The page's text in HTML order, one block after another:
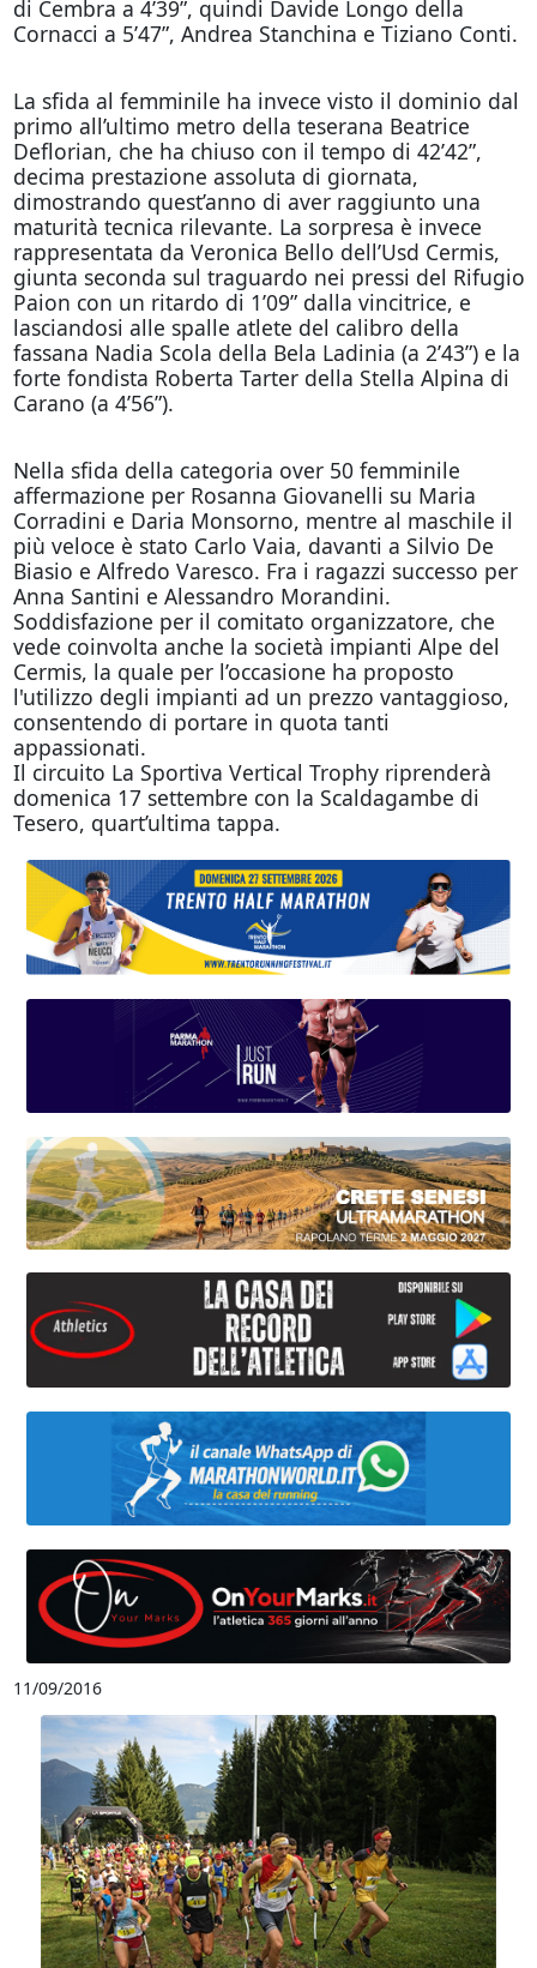
di Cembra a 4’39”, quindi Davide Longo della
Cornacci a 5’47”, Andrea Stanchina e Tiziano Conti.
La sfida al femminile ha invece visto il dominio dal
primo all’ultimo metro della teserana Beatrice
Deflorian, che ha chiuso con il tempo di 42’42”,
decima prestazione assoluta di giornata,
dimostrando quest’anno di aver raggiunto una
maturità tecnica rilevante. La sorpresa è invece
rappresentata da Veronica Bello dell’Usd Cermis,
giunta seconda sul traguardo nei pressi del Rifugio
Paion con un ritardo di 1’09” dalla vincitrice, e
lasciandosi alle spalle atlete del calibro della
fassana Nadia Scola della Bela Ladinia (a 2’43”) e la
forte fondista Roberta Tarter della Stella Alpina di
Carano (a 4’56”).
Nella sfida della categoria over 50 femminile
affermazione per Rosanna Giovanelli su Maria
Corradini e Daria Monsorno, mentre al maschile il
più veloce è stato Carlo Vaia, davanti a Silvio De
Biasio e Alfredo Varesco. Fra i ragazzi successo per
Anna Santini e Alessandro Morandini.
Soddisfazione per il comitato organizzatore, che
vede coinvolta anche la società impianti Alpe del
Cermis, la quale per l’occasione ha proposto
l'utilizzo degli impianti ad un prezzo vantaggioso,
consentendo di portare in quota tanti
appassionati.
Il circuito La Sportiva Vertical Trophy riprenderà
domenica 17 settembre con la Scaldagambe di
Tesero, quart’ultima tappa.
11/09/2016